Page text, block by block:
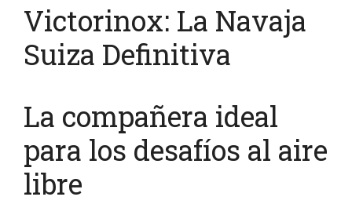
Victorinox: La Navaja
Suiza Definitiva
La compañera ideal
para los desafíos al aire
libre